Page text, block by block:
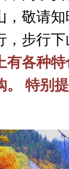
，敬请
，步行
有各种
。 特别